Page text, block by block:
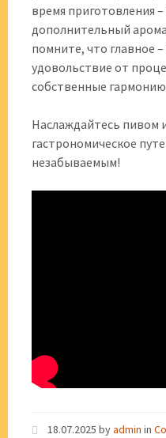
время приготовления
дополнительный
помните, что главное
удовольствие от
собственные гармонию
Наслаждайтесь пивом
гастрономическое
незабываемым!
18.07.2025 byadmin in